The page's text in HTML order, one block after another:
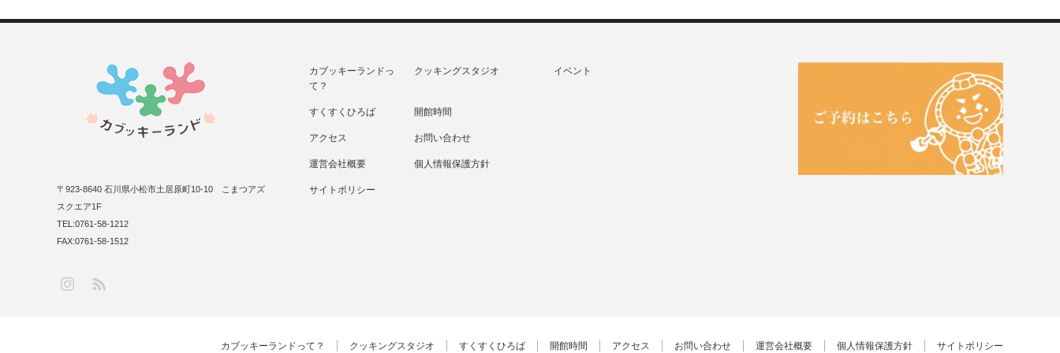
カブッキーランドっ
て？
クッキングスタジオ
すくすくひろば 開館時間
アクセス お問い合わせ
運営会社概要 個人情報保護方針
サイトポリシー
イベント
〒923-8640 石川県小松市土居原町10-10 こまつアズ
スクエア1F
TEL:0761-58-1212
FAX:0761-58-1512
Instagram
カブッキーランドって？ クッキングスタジオ すくすくひろば 開館時間 アクセス お問い合わせ 運営会社概要 個人情報保護方針 サイトポリシー